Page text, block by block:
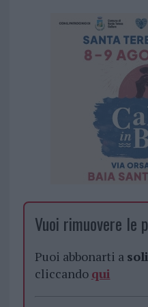
Vuoi rimuovere le
Puoi abbonarti a
cliccando qui